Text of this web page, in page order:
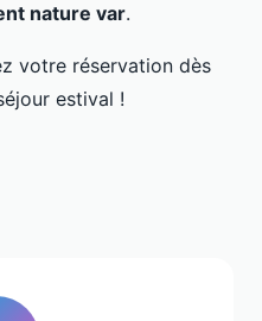
nature var.
votre réservation dès
estival !